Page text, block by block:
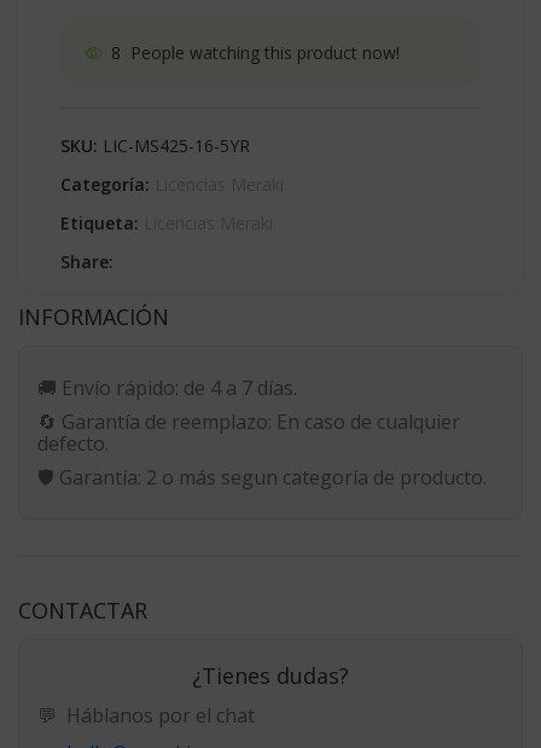
8 People watching this product now!
SKU: LIC-MS425-16-5YR
Categoría:
Etiqueta:
Share:
INFORMACIÓN
🚚 Envío rápido: de 4 a 7 días.
🔄 Garantía de reemplazo: En caso de cualquier
defecto.
🛡️ Garantía: 2 o más segun categoría de producto.
CONTACTAR
¿Tienes dudas?
💬 Háblanos por el chat